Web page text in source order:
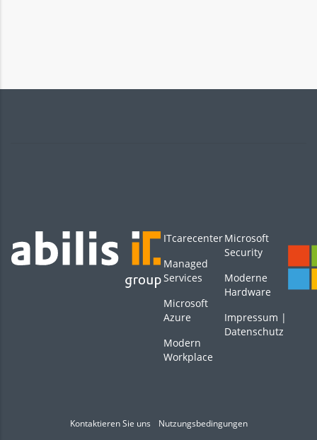
ITcarecenter
Managed
Services
Microsoft
Azure
Modern
Workplace
Microsoft
Security
Moderne
Hardware
Impressum |
Datenschutz
Kontaktieren Sie uns
Nutzungsbedingungen